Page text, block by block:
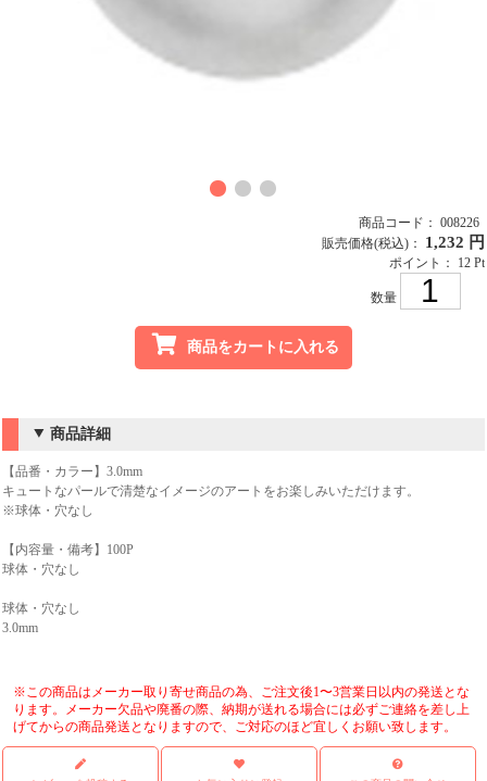
商品コード： 008226
販売価格(税込)： 1,232 円
ポイント： 12 Pt
数量
商品をカートに入れる
商品詳細
【品番・カラー】3.0mm
キュートなパールで清楚なイメージのアートをお楽しみいただけます。
※球体・穴なし
【内容量・備考】100P
球体・穴なし
球体・穴なし
3.0mm
※この商品はメーカー取り寄せ商品の為、ご注文後1〜3営業日以内の発送とな
ります。メーカー欠品や廃番の際、納期が送れる場合には必ずご連絡を差し上
げてからの商品発送となりますので、ご対応のほど宜しくお願い致します。